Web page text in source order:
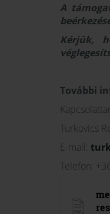
A
Kérjük,
További
Turkovics
E-mail:
Telefon: